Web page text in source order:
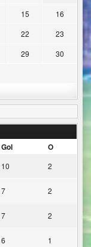
15
16
22
23
29
30
Gol O
10 2
7 2
7 2
6 1